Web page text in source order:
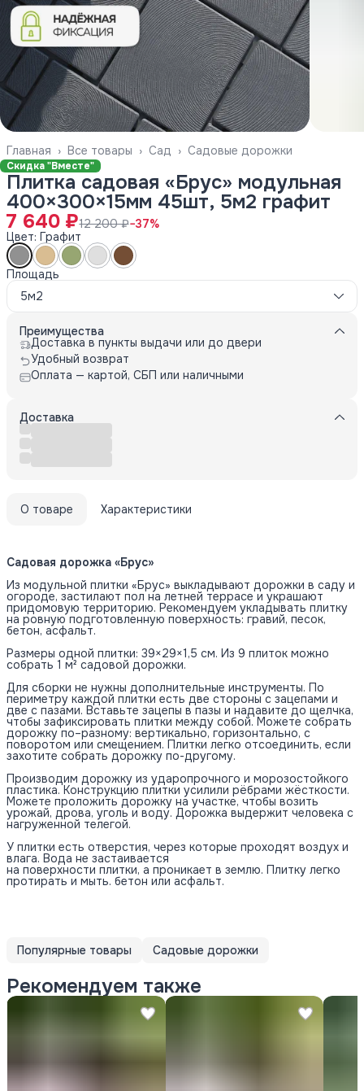
Садовые дорожки
Сад ›
Все товары ›
Главная ›
Скидка "Вместе"
Плитка садовая «Брус» модульная
400×300×15мм 45шт, 5м2 графит
7 640 ₽12 200 ₽−37%
Цвет: Графит
Площадь
5м2
Преимущества
Доставка в пункты выдачи или до двери
Удобный возврат
Оплата — картой, СБП или наличными
Доставка
О товаре Характеристики
Садовая дорожка «Брус»
Из модульной плитки «Брус» выкладывают дорожки в саду и
огороде, застилают пол на летней террасе и украшают
придомовую территорию. Рекомендуем укладывать плитку
на ровную подготовленную поверхность: гравий, песок,
бетон, асфальт.
Размеры одной плитки: 39×29×1,5 см. Из 9 плиток можно
собрать 1 м² садовой дорожки.
Для сборки не нужны дополнительные инструменты. По
периметру каждой плитки есть две стороны с зацепами и
две с пазами. Вставьте зацепы в пазы и надавите до щелчка,
чтобы зафиксировать плитки между собой. Можете собрать
дорожку по–разному: вертикально, горизонтально, с
поворотом или смещением. Плитки легко отсоединить, если
захотите собрать дорожку по-другому.
Производим дорожку из ударопрочного и морозостойкого
пластика. Конструкцию плитки усилили рёбрами жёсткости.
Можете проложить дорожку на участке, чтобы возить
урожай, дрова, уголь и воду. Дорожка выдержит человека с
нагруженной телегой.
У плитки есть отверстия, через которые проходят воздух и
влага. Вода не застаивается
на поверхности плитки, а проникает в землю. Плитку легко
протирать и мыть. бетон или асфальт.
Популярные товары Садовые дорожки
Рекомендуем также